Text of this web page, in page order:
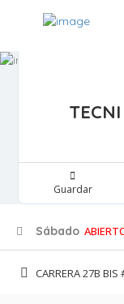
Guardar
Sábado
CARRERA 27B